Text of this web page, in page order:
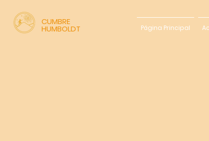
CUMBRE
HUMBOLDT Página Principal